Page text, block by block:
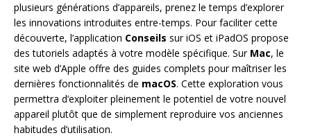
plusieurs générations d’appareils, prenez le temps d’explorer
les innovations introduites entre-temps. Pour faciliter cette
découverte, l’application Conseils sur iOS et iPadOS propose
des tutoriels adaptés à votre modèle spécifique. Sur Mac, le
site web d’Apple offre des guides complets pour maîtriser les
dernières fonctionnalités de macOS. Cette exploration vous
permettra d’exploiter pleinement le potentiel de votre nouvel
appareil plutôt que de simplement reproduire vos anciennes
habitudes d’utilisation.